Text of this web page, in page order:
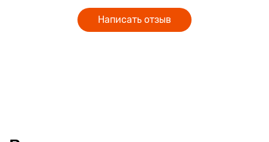
Написать отзыв